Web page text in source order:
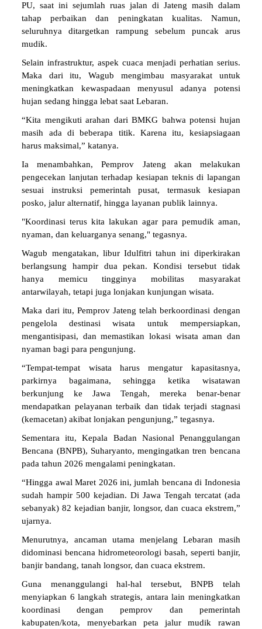
PU, saat ini sejumlah ruas jalan di Jateng masih dalam
tahap perbaikan dan peningkatan kualitas. Namun,
seluruhnya ditargetkan rampung sebelum puncak arus
mudik.
Selain infrastruktur, aspek cuaca menjadi perhatian serius.
Maka dari itu, Wagub mengimbau masyarakat untuk
meningkatkan kewaspadaan menyusul adanya potensi
hujan sedang hingga lebat saat Lebaran.
“Kita mengikuti arahan dari BMKG bahwa potensi hujan
masih ada di beberapa titik. Karena itu, kesiapsiagaan
harus maksimal,” katanya.
Ia menambahkan, Pemprov Jateng akan melakukan
pengecekan lanjutan terhadap kesiapan teknis di lapangan
sesuai instruksi pemerintah pusat, termasuk kesiapan
posko, jalur alternatif, hingga layanan publik lainnya.
"Koordinasi terus kita lakukan agar para pemudik aman,
nyaman, dan keluarganya senang," tegasnya.
Wagub mengatakan, libur Idulfitri tahun ini diperkirakan
berlangsung hampir dua pekan. Kondisi tersebut tidak
hanya memicu tingginya mobilitas masyarakat
antarwilayah, tetapi juga lonjakan kunjungan wisata.
Maka dari itu, Pemprov Jateng telah berkoordinasi dengan
pengelola destinasi wisata untuk mempersiapkan,
mengantisipasi, dan memastikan lokasi wisata aman dan
nyaman bagi para pengunjung.
“Tempat-tempat wisata harus mengatur kapasitasnya,
parkirnya bagaimana, sehingga ketika wisatawan
berkunjung ke Jawa Tengah, mereka benar-benar
mendapatkan pelayanan terbaik dan tidak terjadi stagnasi
(kemacetan) akibat lonjakan pengunjung,” tegasnya.
Sementara itu, Kepala Badan Nasional Penanggulangan
Bencana (BNPB), Suharyanto, mengingatkan tren bencana
pada tahun 2026 mengalami peningkatan.
“Hingga awal Maret 2026 ini, jumlah bencana di Indonesia
sudah hampir 500 kejadian. Di Jawa Tengah tercatat (ada
sebanyak) 82 kejadian banjir, longsor, dan cuaca ekstrem,”
ujarnya.
Menurutnya, ancaman utama menjelang Lebaran masih
didominasi bencana hidrometeorologi basah, seperti banjir,
banjir bandang, tanah longsor, dan cuaca ekstrem.
Guna menanggulangi hal-hal tersebut, BNPB telah
menyiapkan 6 langkah strategis, antara lain meningkatkan
koordinasi dengan pemprov dan pemerintah
kabupaten/kota, menyebarkan peta jalur mudik rawan